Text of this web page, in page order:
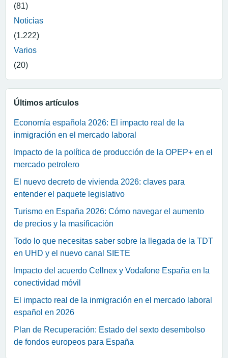
(81)
Noticias
(1.222)
Varios
(20)
Últimos artículos
Economía española 2026: El impacto real de la
inmigración en el mercado laboral
Impacto de la política de producción de la OPEP+ en el
mercado petrolero
El nuevo decreto de vivienda 2026: claves para
entender el paquete legislativo
Turismo en España 2026: Cómo navegar el aumento
de precios y la masificación
Todo lo que necesitas saber sobre la llegada de la TDT
en UHD y el nuevo canal SIETE
Impacto del acuerdo Cellnex y Vodafone España en la
conectividad móvil
El impacto real de la inmigración en el mercado laboral
español en 2026
Plan de Recuperación: Estado del sexto desembolso
de fondos europeos para España